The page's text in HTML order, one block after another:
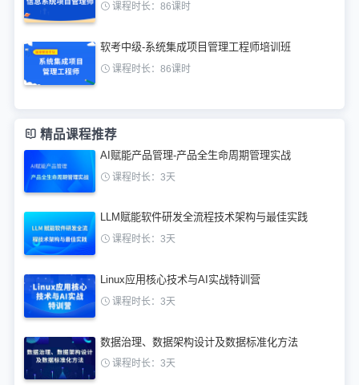
课程时长：86课时
软考中级-系统集成项目管理工程师培训班
课程时长：86课时
精品课程推荐
AI赋能产品管理-产品全生命周期管理实战
课程时长：3天
LLM赋能软件研发全流程技术架构与最佳实践
课程时长：3天
Linux应用核心技术与AI实战特训营
课程时长：3天
数据治理、数据架构设计及数据标准化方法
课程时长：3天